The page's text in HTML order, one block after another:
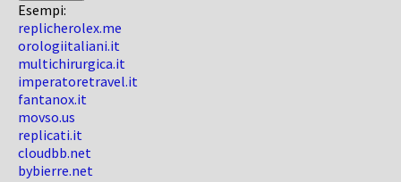
Esempi:
replicherolex.me
orologiitaliani.it
multichirurgica.it
imperatoretravel.it
fantanox.it
movso.us
replicati.it
cloudbb.net
bybierre.net